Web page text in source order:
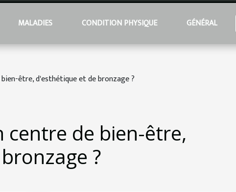
MALADIES CONDITION PHYSIQUE GÉNÉRAL
être, d'esthétique et de bronzage ?
centre de bien-être,
?